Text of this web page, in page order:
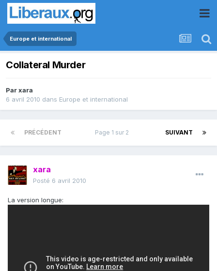
Europe et international
Collateral Murder
Parxara
6 avril 2010 dans Europe et international
PRÉCÉDENT SUIVANT
Page 1 sur 2
xara
Posté 6 avril 2010
La version longue: